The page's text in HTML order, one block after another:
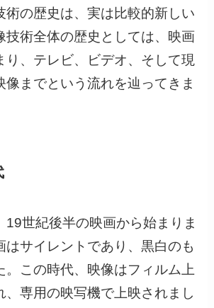
術の歴史は、実は比較的新しい
技術全体の歴史としては、映画
り、テレビ、ビデオ、そして現
像までという流れを辿ってきま
19世紀後半の映画から始まりま
はサイレントであり、黒白のも
。この時代、映像はフィルム上
、専用の映写機で上映されまし